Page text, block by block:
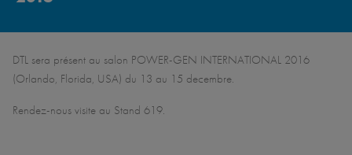
DTL sera présent au salon POWER-GEN INTERNATIONAL 2016
(Orlando, Florida, USA) du 13 au 15 decembre.
Rendez-nous visite au Stand 619.